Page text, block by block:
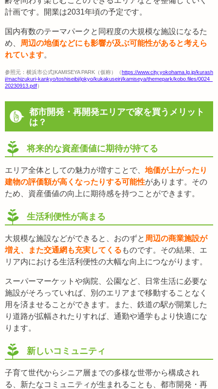
計画です。開業は2031年頃の予定です。
国内有数のテーマパークと同程度の大規模な施設になるた
め、
周辺の地価などにも影響が及ぶ可能性があると考えら
れています。
参照元：横浜市公式|KAMISEYA PARK（仮称）（https://www.city.yokohama.lg.jp/kurash
i/machizukuri-kankyo/toshiseibi/jokyo/kukakuseiri/kamiseya/themepark/kobo.files/0024_
20230913.pdf）
都市開発・再開発エリアで家を買うメリット
は？
将来的な資産価値に期待が持てる
エリア全体としての魅力が増すことで、 地価が上がったり
建物の評価額が高くなったりする可能性があります。その
ため、資産価値の向上に期待感を持つことができます。
生活利便性が高まる
大規模な施設などができると、おのずと 周辺の商業施設が
増え、また交通網も充実してくる ものです。その結果、エ
リア内における生活利便性の大幅な向上につながります。
スーパーマーケットや病院、公園など、日常生活に必要な
施設がそろっていれば、別のエリアまで移動することなく
用を済ませることができます。また、鉄道の駅が開業した
り道路が拡幅されたりすれば、通勤や通学もより快適にな
ります。
新しいコミュニティ
子育て世代からシニア層までの多様な世帯から構成され
る、新たなコミュニティが生まれることも、都市開発・再